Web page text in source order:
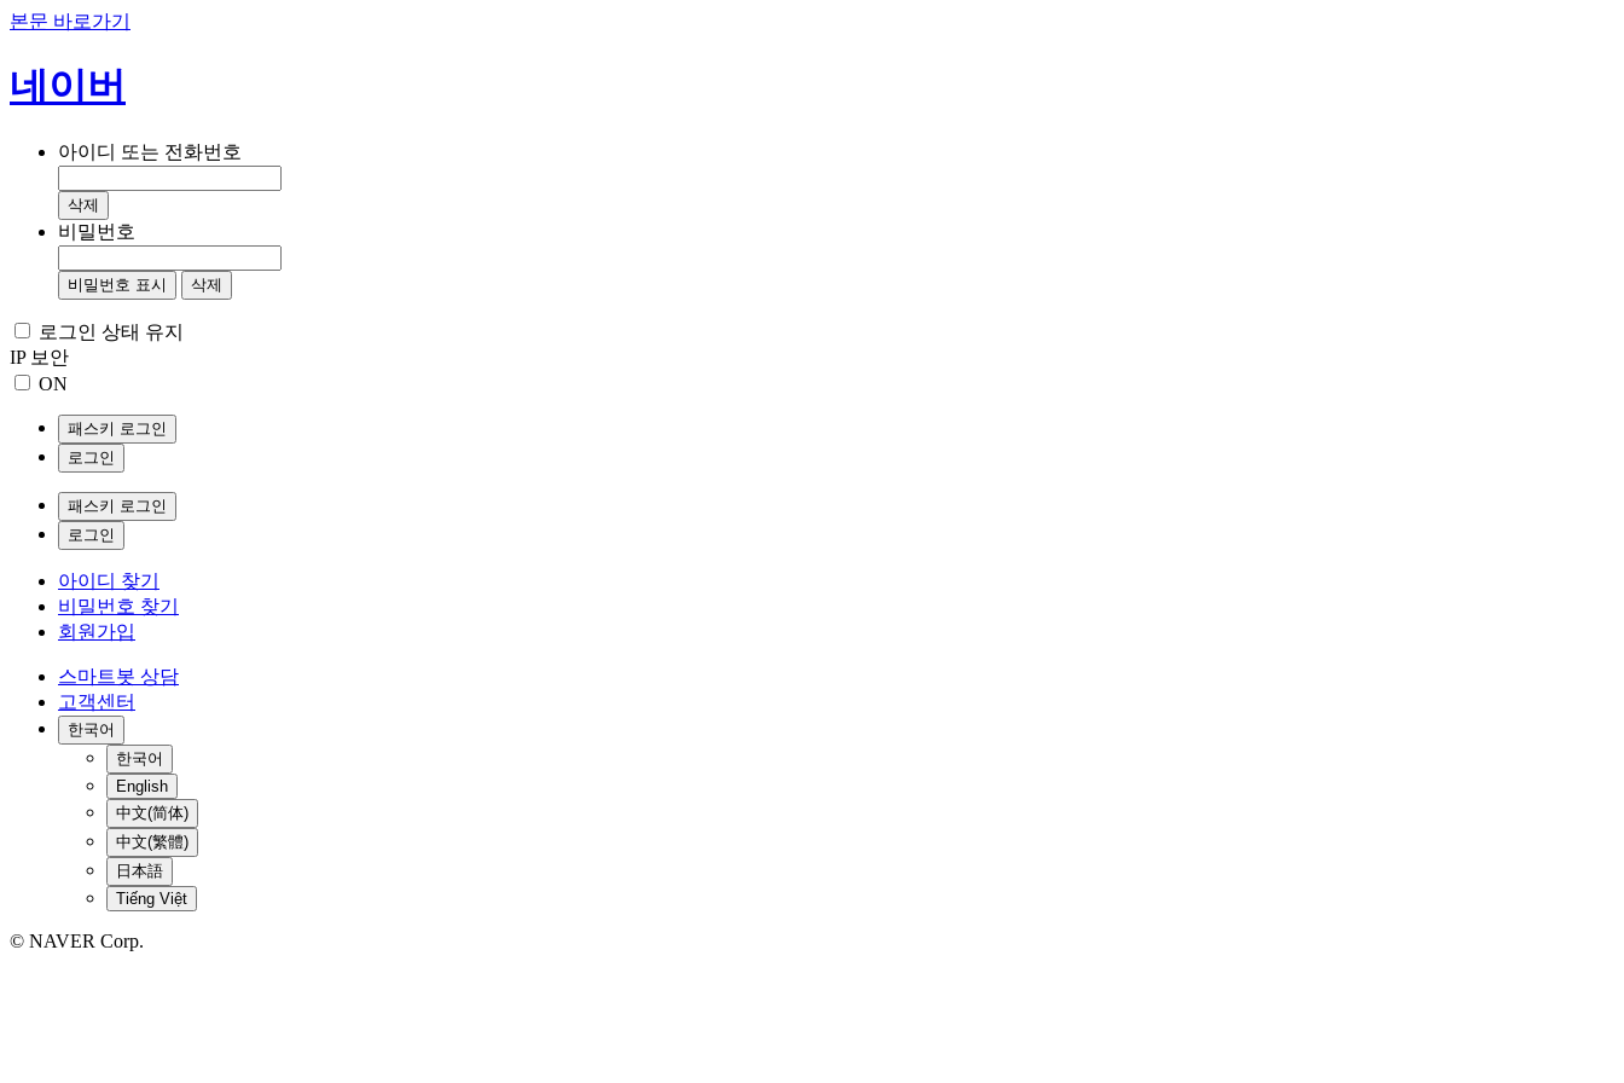
본문 바로가기
네이버
아이디 또는 전화번호
삭제
비밀번호
비밀번호 표시 삭제
로그인 상태 유지
IP 보안
ON
패스키 로그인
로그인
패스키 로그인
로그인
아이디 찾기
비밀번호 찾기
회원가입
스마트봇 상담
고객센터
한국어
한국어
English
中文(简体)
中文(繁體)
日本語
Tiếng Việt
© NAVER Corp.